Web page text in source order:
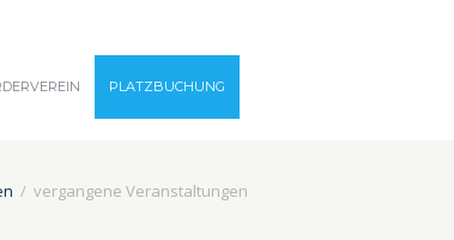
PLATZBUCHUNG
vergangene Veranstaltungen